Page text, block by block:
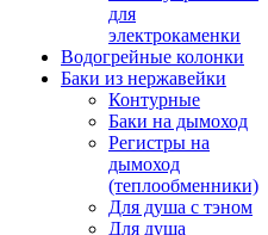
для
электрокаменки
Водогрейные колонки
Баки из нержавейки
Контурные
Баки на дымоход
Регистры на
дымоход
(теплообменники)
Для душа с тэном
Для душа